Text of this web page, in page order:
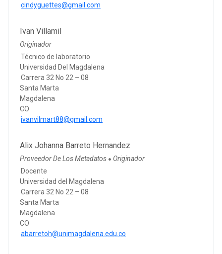
cindyguettes@gmail.com
Ivan Villamil
Originador
Técnico de laboratorio
Universidad Del Magdalena
Carrera 32 No 22 – 08
Santa Marta
Magdalena
CO
ivanvilmart88@gmail.com
Alix Johanna Barreto Hernandez
Proveedor De Los Metadatos ● Originador
Docente
Universidad del Magdalena
Carrera 32 No 22 – 08
Santa Marta
Magdalena
CO
abarretoh@unimagdalena.edu.co